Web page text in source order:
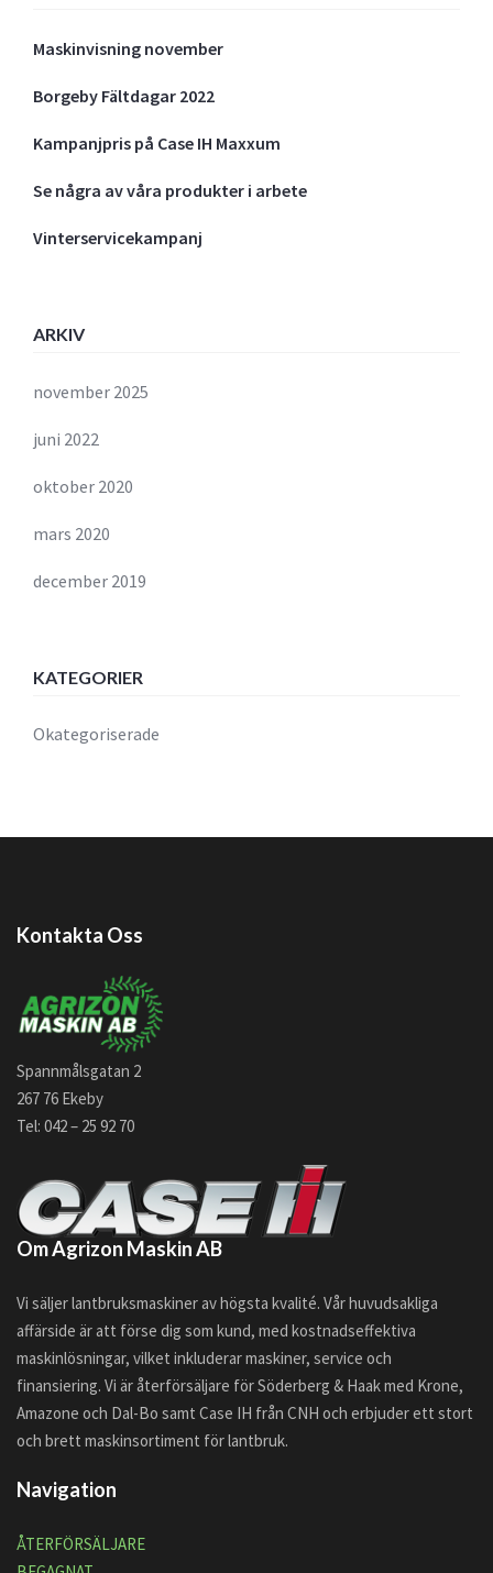
Maskinvisning november
Borgeby Fältdagar 2022
Kampanjpris på Case IH Maxxum
Se några av våra produkter i arbete
Vinterservicekampanj
ARKIV
november 2025
juni 2022
oktober 2020
mars 2020
december 2019
KATEGORIER
Okategoriserade
Kontakta Oss
Spannmålsgatan 2
267 76 Ekeby
Tel: 042 – 25 92 70
Om Agrizon Maskin AB
Vi säljer lantbruksmaskiner av högsta kvalité. Vår huvudsakliga
affärside är att förse dig som kund, med kostnadseffektiva
maskinlösningar, vilket inkluderar maskiner, service och
finansiering. Vi är återförsäljare för Söderberg & Haak med Krone,
Amazone och Dal-Bo samt Case IH från CNH och erbjuder ett stort
och brett maskinsortiment för lantbruk.
Navigation
ÅTERFÖRSÄLJARE